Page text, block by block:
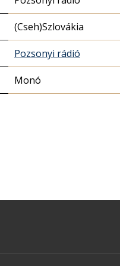
(Cseh)Szlovákia
Pozsonyi rádió
Monó